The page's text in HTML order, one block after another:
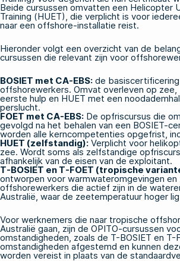
Beide cursussen omvatten een Helicopter
Training (HUET), die verplicht is voor
naar een offshore-installatie reist.
Hieronder volgt een overzicht van de
cursussen die relevant zijn voor
BOSIET met CA-EBS: de
offshorewerkers. Omvat overleven op zee,
eerste hulp en HUET met een
perslucht.
FOET met CA-EBS: De opfriscursus die
gevolgd na het behalen van een BOSIET-
worden alle kerncompetenties opgefrist,
HUET (zelfstandig): Verplicht voor
zee. Wordt soms als zelfstandige
afhankelijk van de eisen van de exploitant.
T-BOSIET en T-FOET (tropische
ontworpen voor warmwateromgevingen
offshorewerkers die actief zijn in de
Australië, waar de zeetemperatuur hoger
Voor werknemers die naar tropische
Australië gaan, zijn de OPITO-cursussen
omstandigheden, zoals de T-BOSIET en T-
omstandigheden afgestemd en kunnen
worden vereist in plaats van de